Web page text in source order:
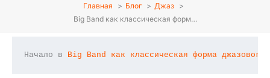
Главная Блог
Джаз
Big Band как классическая форм…
Начало в Big Band как классическая форма